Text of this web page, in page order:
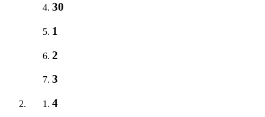
30
1
2
3
4